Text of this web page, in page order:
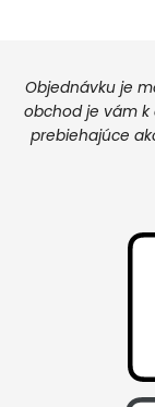
Objednávku je
obchod je vám k
prebiehajúce